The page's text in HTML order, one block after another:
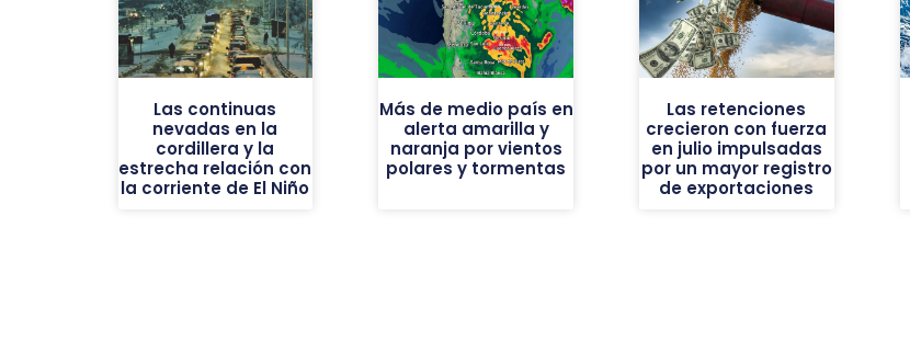
Las continuas
nevadas en la
cordillera y la
estrecha relación con
la corriente de El Niño
Más de medio país en
alerta amarilla y
naranja por vientos
polares y tormentas
Las retenciones
crecieron con fuerza
en julio impulsadas
por un mayor registro
de exportaciones